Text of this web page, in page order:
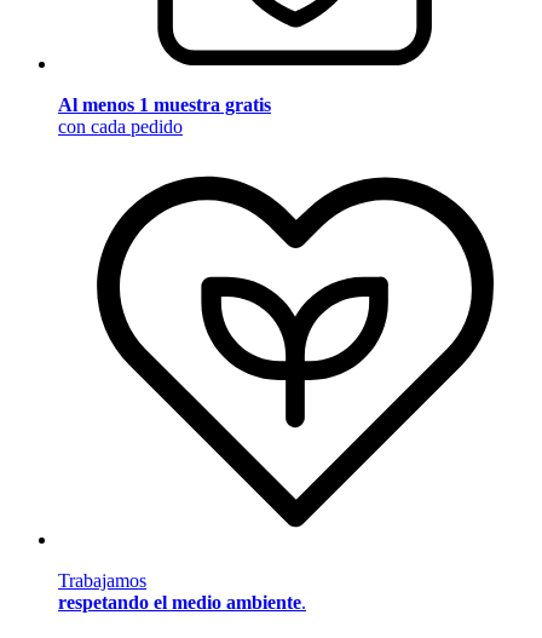
Al menos 1 muestra gratis
con cada pedido
Trabajamos
respetando el medio ambiente.